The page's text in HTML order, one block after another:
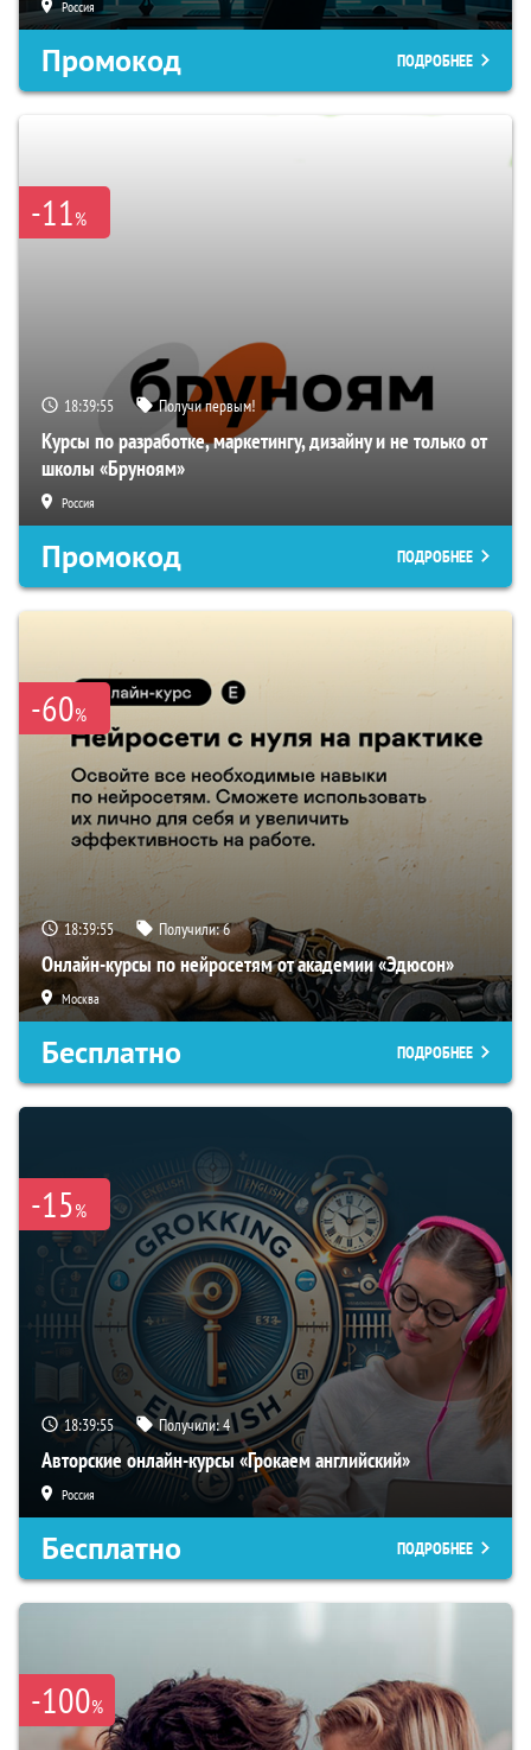
Россия
Промокод ПОДРОБНЕЕ
-11%
18:39:54 Получи первым!
Курсы по разработке, маркетингу, дизайну и не только от
школы «Бруноям»
Россия
Промокод ПОДРОБНЕЕ
-60%
18:39:54 Получили:6
Онлайн-курсы по нейросетям от академии «Эдюсон»
Москва
Бесплатно ПОДРОБНЕЕ
-15%
18:39:54 Получили:4
Авторские онлайн-курсы «Грокаем английский»
Россия
Бесплатно ПОДРОБНЕЕ
-100%